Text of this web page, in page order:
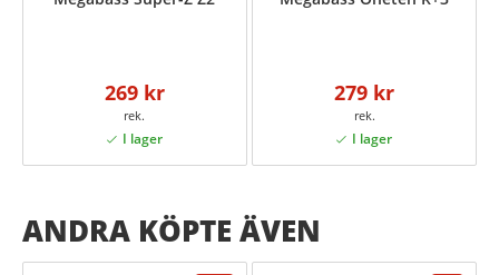
269 kr 279 kr
ANDRA KÖPTE ÄVEN